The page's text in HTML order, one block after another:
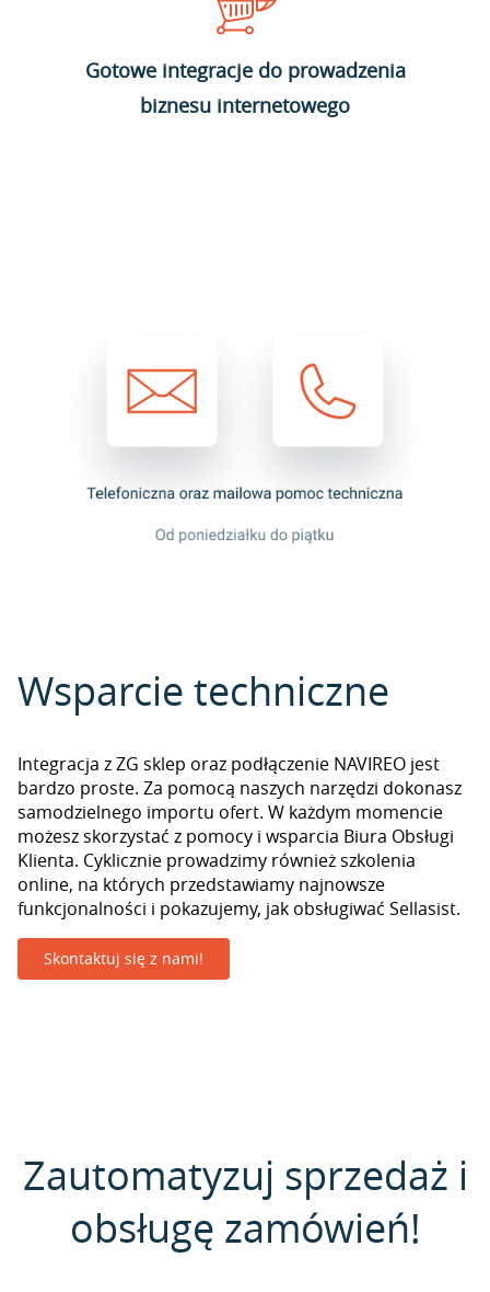
Gotowe integracje do prowadzenia
biznesu internetowego
Wsparcie techniczne
Integracja z ZG sklep oraz podłączenie NAVIREO jest
bardzo proste. Za pomocą naszych narzędzi dokonasz
samodzielnego importu ofert. W każdym momencie
możesz skorzystać z pomocy i wsparcia Biura Obsługi
Klienta. Cyklicznie prowadzimy również szkolenia
online, na których przedstawiamy najnowsze
funkcjonalności i pokazujemy, jak obsługiwać Sellasist.
Skontaktuj się z nami!
Zautomatyzuj sprzedaż i
obsługę zamówień!